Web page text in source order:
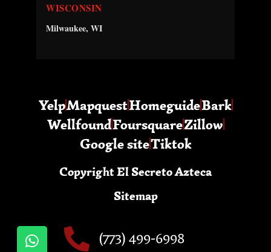
WISCONSIN
Milwaukee, WI
YelpMapquestHomeguideBark
WellfoundFoursquareZillow
Google siteTiktok
Copyright El Secreto Azteca
Sitemap
(773) 499-6998